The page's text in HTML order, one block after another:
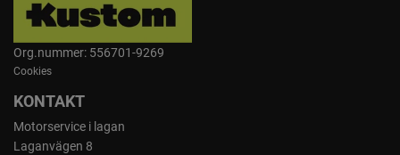
Org.nummer: 556701-9269
Cookies
KONTAKT
Motorservice i lagan
Laganvägen 8